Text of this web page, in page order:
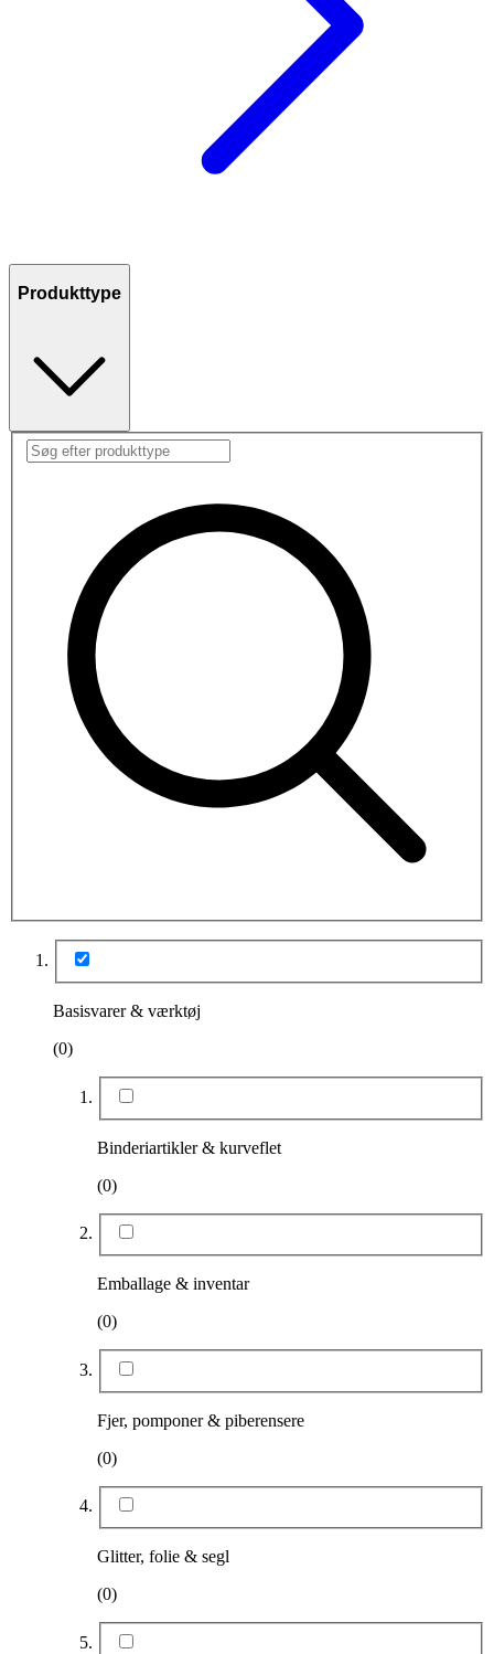
Produkttype
Basisvarer & værktøj
(0)
Binderiartikler & kurveflet
(0)
Emballage & inventar
(0)
Fjer, pomponer & piberensere
(0)
Glitter, folie & segl
(0)